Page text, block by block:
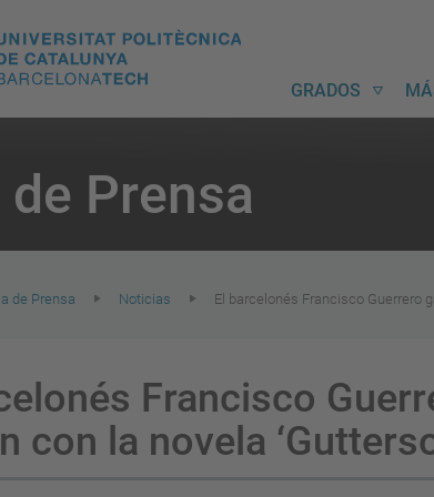
GRADOS
de Prensa
de Prensa Noticias El barcelonés Francisco Guerrero
Francisco
con la novela